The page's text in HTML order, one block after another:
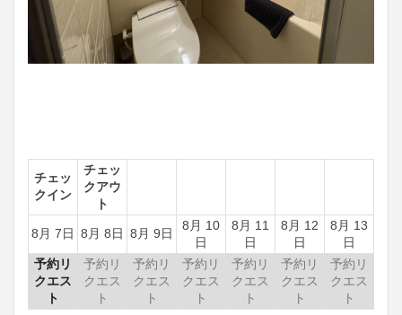
チェッ
クイン
チェッ
クアウ
ト
8月 7日 8月 8日 8月 9日
8月 10
日
8月 11
日
8月 12
日
8月 13
日
予約リ
クエス
ト
予約リ
クエス
ト
予約リ
クエス
ト
予約リ
クエス
ト
予約リ
クエス
ト
予約リ
クエス
ト
予約リ
クエス
ト